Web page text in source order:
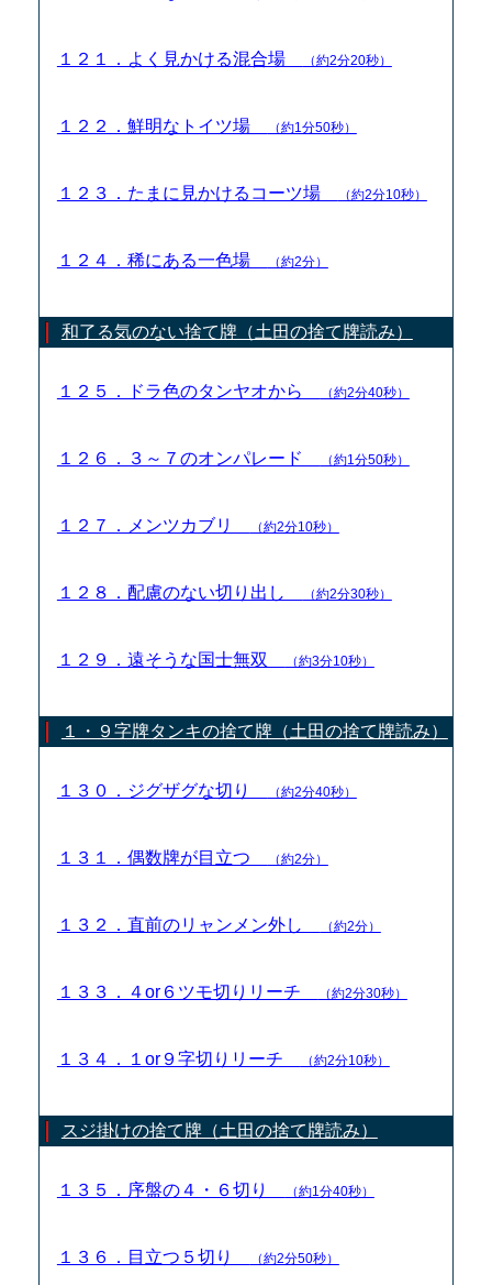
１２１．よく見かける混合場 （約2分20秒）
１２２．鮮明なトイツ場 （約1分50秒）
１２３．たまに見かけるコーツ場 （約2分10秒）
１２４．稀にある一色場 （約2分）
和了る気のない捨て牌（土田の捨て牌読み）
１２５．ドラ色のタンヤオから （約2分40秒）
１２６．３～７のオンパレード （約1分50秒）
１２７．メンツカブリ （約2分10秒）
１２８．配慮のない切り出し （約2分30秒）
１２９．遠そうな国士無双 （約3分10秒）
１・９字牌タンキの捨て牌（土田の捨て牌読み）
１３０．ジグザグな切り （約2分40秒）
１３１．偶数牌が目立つ （約2分）
１３２．直前のリャンメン外し （約2分）
１３３．４or６ツモ切りリーチ （約2分30秒）
１３４．１or９字切りリーチ （約2分10秒）
スジ掛けの捨て牌（土田の捨て牌読み）
１３５．序盤の４・６切り （約1分40秒）
１３６．目立つ５切り （約2分50秒）